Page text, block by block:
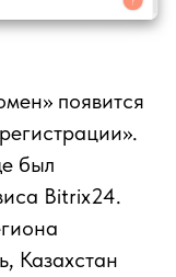
появится
был
Bitrix24.
Казахстан